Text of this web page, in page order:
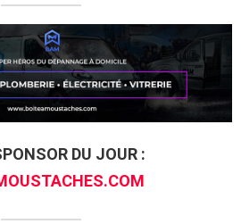
DU JOUR :